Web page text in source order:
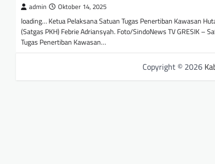
admin Oktober 14, 2025
loading… Ketua Pelaksana Satuan Tugas Penertiban Kawasan
(Satgas PKH) Febrie Adriansyah. Foto/SindoNews TV GRESIK –
Tugas Penertiban Kawasan…
Copyright © 2026